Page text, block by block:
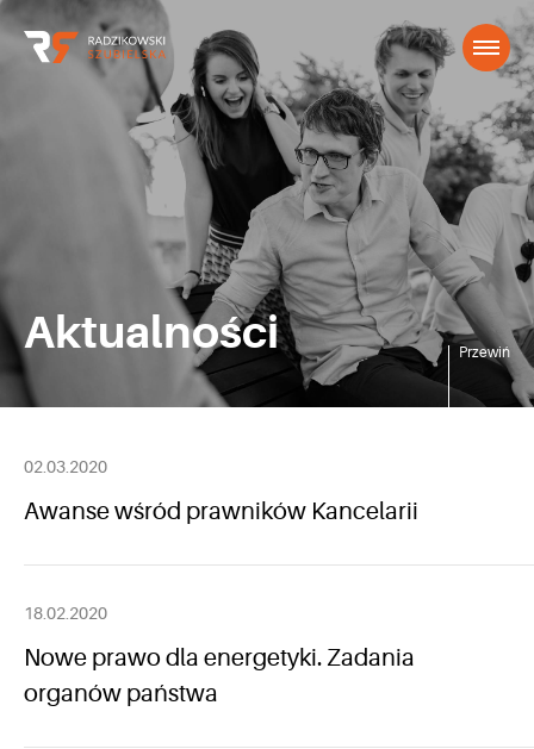
Aktualności Przewiń
02.03.2020
Awanse wśród prawników Kancelarii
18.02.2020
Nowe prawo dla energetyki. Zadania
organów państwa